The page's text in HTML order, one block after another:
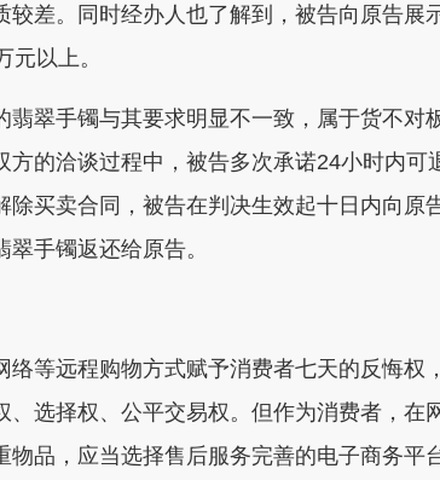
差。同时经办人也了解到，被告向原告展
以上。
翠手镯与其要求明显不一致，属于货不对
的洽谈过程中，被告多次承诺24小时内可
买卖合同，被告在判决生效起十日内向原
手镯返还给原告。
等远程购物方式赋予消费者七天的反悔权
选择权、公平交易权。但作为消费者，在
品，应当选择售后服务完善的电子商务平